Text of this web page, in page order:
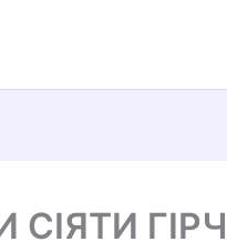
СІЯТИ